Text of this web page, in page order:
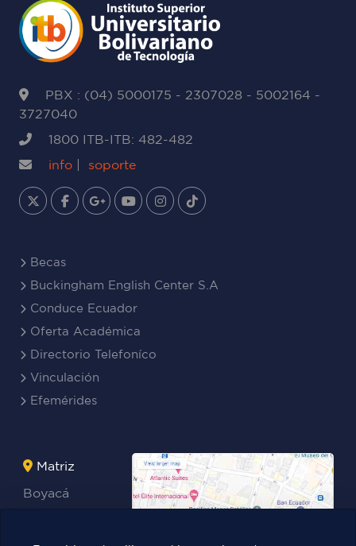
PBX : (04) 5000175 - 2307028 - 5002164 -
3727040
1800 ITB-ITB: 482-482
info
soporte
Becas
Buckingham English Center S.A
Conduce Ecuador
Oferta Académica
Directorio Telefoníco
Vinculación
Efemérides
Matriz
Boyacá